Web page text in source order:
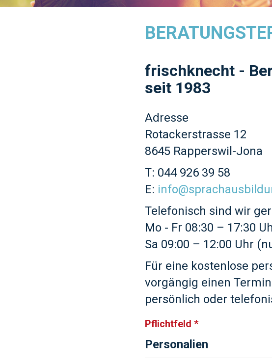
frischknecht -
seit 1983
Adresse
Rotackerstrasse 12
8645 Rapperswil-Jona
T: 044 926 39 58
E:
Telefonisch sind wir
Mo - Fr 08:30 – 17:30
Sa 09:00 – 12:00 Uhr
Für eine kostenlose
vorgängig einen
persönlich oder
Pflichtfeld *
Personalien